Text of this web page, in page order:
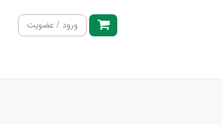
ورود / عضویت